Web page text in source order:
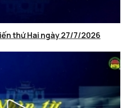
thứ Hai ngày 27/7/2026